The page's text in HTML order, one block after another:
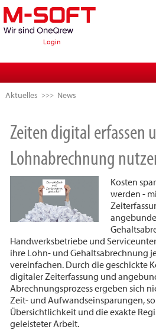
Login
Aktuelles News
Zeiten digital erfassen
Lohnabrechnung
Kosten
werden -
Handwerksbetriebe und
ihre Lohn- und Gehaltsabrechnung
vereinfachen. Durch die geschickte
digitaler Zeiterfassung und
Abrechnungsprozess ergeben sich
Zeit- und Aufwandseinsparungen,
Übersichtlichkeit und die exakte
geleisteter Arbeit.